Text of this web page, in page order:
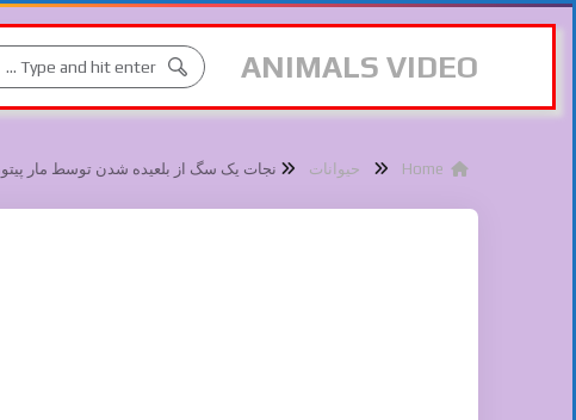
ANIMALS VIDEO
حیوانات نجات یک سگ از بلعیده شدن توسط مار